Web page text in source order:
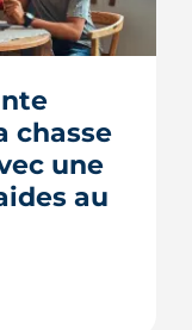
grande
de
identité en
chasse
une
au